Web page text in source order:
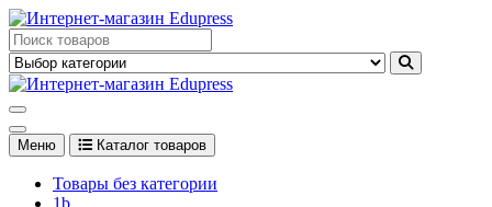
Перейти
к
содержимому
Edupress Uzbekistan, Edupress Узбекистан, книги, учебники на
английском языке
английском языке
Меню Каталог товаров
Товары без категории
1b